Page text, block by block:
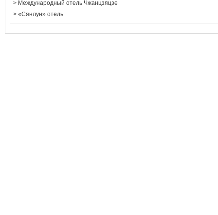
> Международный отель Чжанцзяцзе
> «Сянлун» отель